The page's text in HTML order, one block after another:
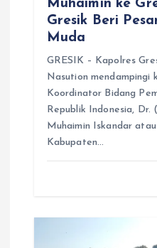
Muhaimin ke
Gresik Beri
Muda
GRESIK – Kapolres
Nasution mendampingi
Koordinator Bidang
Republik Indonesia, Dr.
Muhaimin Iskandar
Kabupaten…